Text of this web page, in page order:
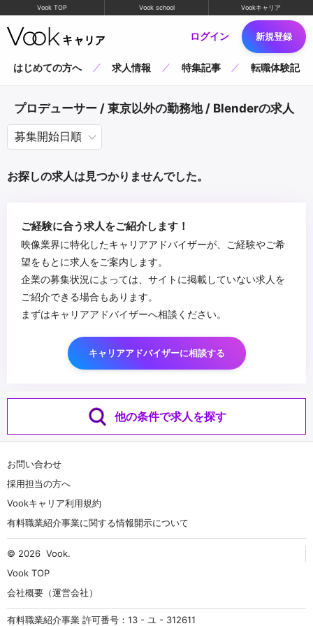
Vook TOP Vook school Vookキャリア
ログイン 新規登録
はじめての方へ 求人情報 特集記事 転職体験記
プロデューサー / 東京以外の勤務地 / Blenderの求人
お探しの求人は見つかりませんでした。
ご経験に合う求人をご紹介します！
映像業界に特化したキャリアアドバイザーが、ご経験やご希
望をもとに求人をご案内します。
企業の募集状況によっては、サイトに掲載していない求人を
ご紹介できる場合もあります。
まずはキャリアアドバイザーへ相談ください。
キャリアアドバイザーに相談する
他の条件で求人を探す
お問い合わせ
採用担当の方へ
Vookキャリア利用規約
有料職業紹介事業に関する情報開示について
© 2026 Vook.
Vook TOP
会社概要（運営会社）
有料職業紹介事業 許可番号：13 - ユ - 312611